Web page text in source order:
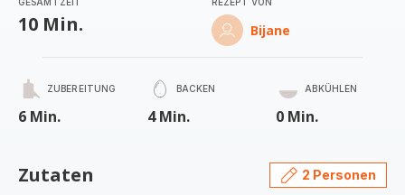
10 Min. Bijane
ZUBEREITUNG
6 Min.
BACKEN
4 Min.
ABKÜHLEN
0 Min.
Zutaten 2 Personen